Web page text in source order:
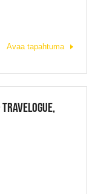
Avaa tapahtuma